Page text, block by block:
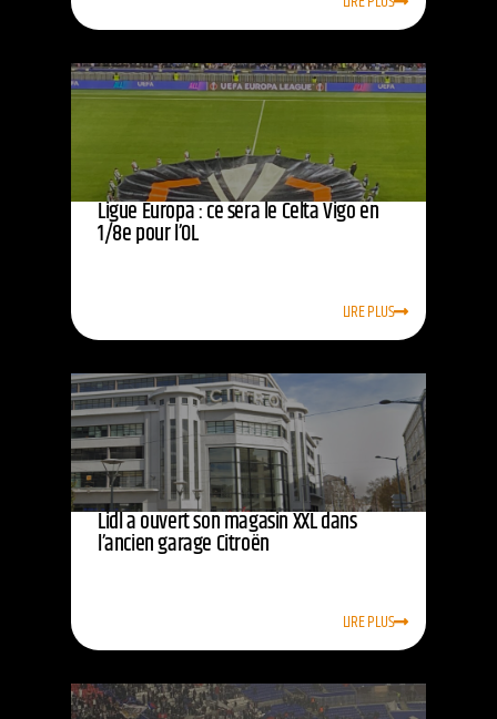
Ligue Europa : ce sera le Celta Vigo en
1/8e pour l’OL
LIRE PLUS
Lidl a ouvert son magasin XXL dans
l’ancien garage Citroën
LIRE PLUS